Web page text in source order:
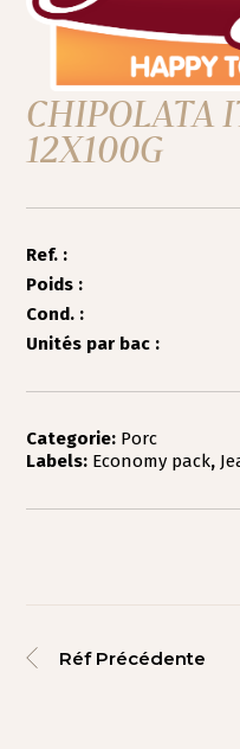
CHIPOLATA
12X100G
Ref. :
Poids :
Cond. :
Unités par bac :
Categorie: Porc
Labels: Economy pack,
Réf Précédente